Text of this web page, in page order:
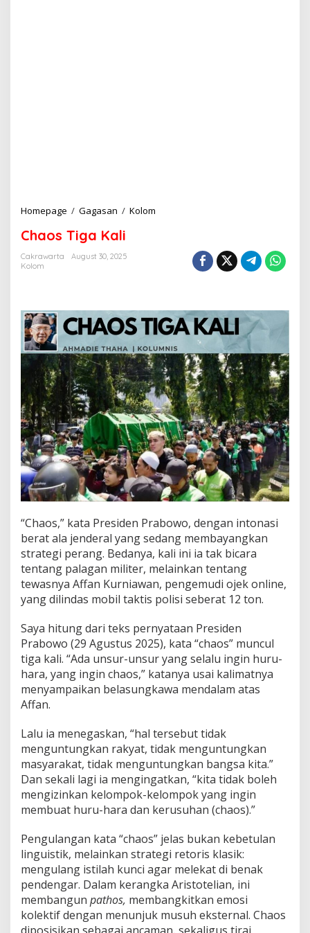
Homepage / Gagasan / Kolom
a
K
a
l
Chaos Tiga Kali
Cakrawarta
August 30, 2025
Kolom
“Chaos,” kata Presiden Prabowo, dengan intonasi
berat ala jenderal yang sedang membayangkan
strategi perang. Bedanya, kali ini ia tak bicara
tentang palagan militer, melainkan tentang
tewasnya Affan Kurniawan, pengemudi ojek online,
yang dilindas mobil taktis polisi seberat 12 ton.
Saya hitung dari teks pernyataan Presiden
Prabowo (29 Agustus 2025), kata “chaos” muncul
tiga kali. “Ada unsur-unsur yang selalu ingin huru-
hara, yang ingin chaos,” katanya usai kalimatnya
menyampaikan belasungkawa mendalam atas
Affan.
Lalu ia menegaskan, “hal tersebut tidak
menguntungkan rakyat, tidak menguntungkan
masyarakat, tidak menguntungkan bangsa kita.”
Dan sekali lagi ia mengingatkan, “kita tidak boleh
mengizinkan kelompok-kelompok yang ingin
membuat huru-hara dan kerusuhan (chaos).”
Pengulangan kata “chaos” jelas bukan kebetulan
linguistik, melainkan strategi retoris klasik:
mengulang istilah kunci agar melekat di benak
pendengar. Dalam kerangka Aristotelian, ini
membangun pathos, membangkitkan emosi
kolektif dengan menunjuk musuh eksternal. Chaos
diposisikan sebagai ancaman, sekaligus tirai